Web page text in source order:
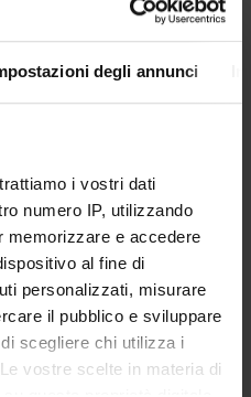
degli annunci
trattiamo i vostri dati
numero IP, utilizzando
memorizzare e accedere
al fine di
personalizzati, misurare
il pubblico e sviluppare
scegliere chi utilizza i
vostre scelte in materia di